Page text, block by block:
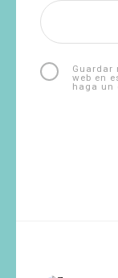
Guardar
web en
haga un